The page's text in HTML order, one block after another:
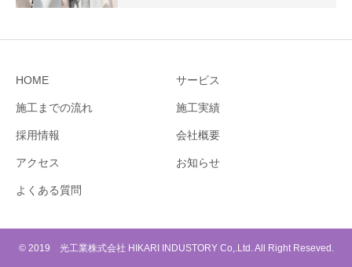
HOME サービス
施工までの流れ 施工実績
採用情報 会社概要
アクセス お知らせ
よくある質問
© 2019 光工業株式会社 HIKARI INDUSTORY Co,.Ltd. All Right Reseved.